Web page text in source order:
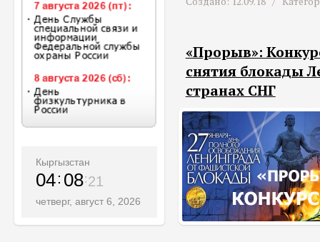
Кыргызстан
04 08 23
четверг, август 6, 2026
«Прорыв»:
снятия блокады
странах СНГ